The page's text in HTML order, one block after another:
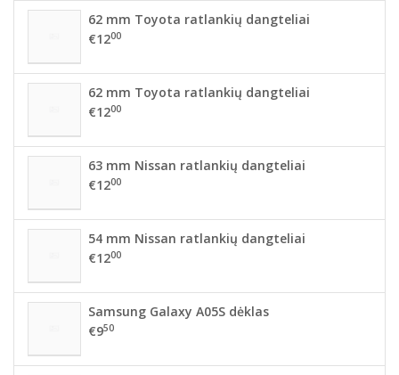
62 mm Toyota ratlankių dangteliai
€1200
62 mm Toyota ratlankių dangteliai
€1200
63 mm Nissan ratlankių dangteliai
€1200
54 mm Nissan ratlankių dangteliai
€1200
Samsung Galaxy A05S dėklas
€950